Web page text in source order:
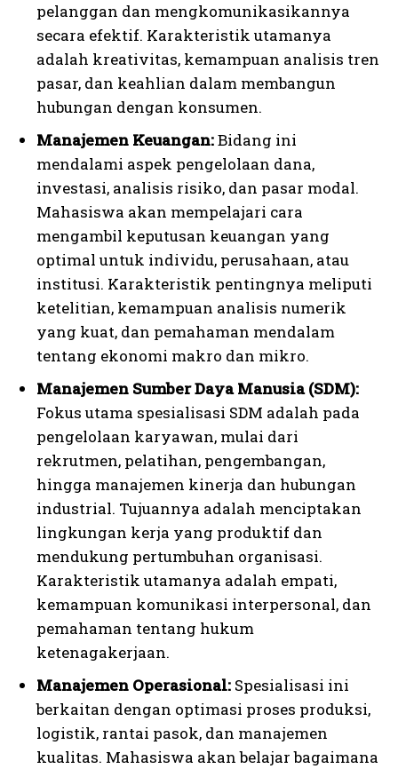
pelanggan dan mengkomunikasikannya
secara efektif. Karakteristik utamanya
adalah kreativitas, kemampuan analisis tren
pasar, dan keahlian dalam membangun
hubungan dengan konsumen.
Manajemen Keuangan:Bidang ini
mendalami aspek pengelolaan dana,
investasi, analisis risiko, dan pasar modal.
Mahasiswa akan mempelajari cara
mengambil keputusan keuangan yang
optimal untuk individu, perusahaan, atau
institusi. Karakteristik pentingnya meliputi
ketelitian, kemampuan analisis numerik
yang kuat, dan pemahaman mendalam
tentang ekonomi makro dan mikro.
Manajemen Sumber Daya Manusia (SDM):
Fokus utama spesialisasi SDM adalah pada
pengelolaan karyawan, mulai dari
rekrutmen, pelatihan, pengembangan,
hingga manajemen kinerja dan hubungan
industrial. Tujuannya adalah menciptakan
lingkungan kerja yang produktif dan
mendukung pertumbuhan organisasi.
Karakteristik utamanya adalah empati,
kemampuan komunikasi interpersonal, dan
pemahaman tentang hukum
ketenagakerjaan.
Manajemen Operasional: Spesialisasi ini
berkaitan dengan optimasi proses produksi,
logistik, rantai pasok, dan manajemen
kualitas. Mahasiswa akan belajar bagaimana